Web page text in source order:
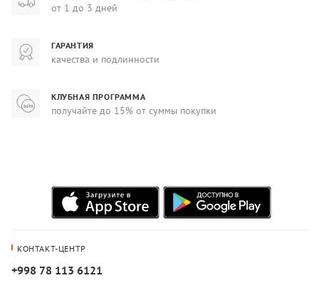
от 1 до 3 дней
ГАРАНТИЯ
качества и подлинности
КЛУБНАЯ ПРОГРАММА
получайте до 15% от суммы покупки
КОНТАКТ-ЦЕНТР
+998 78 113 6121